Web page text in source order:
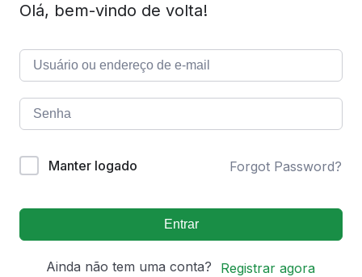
Olá, bem-vindo de volta!
Manter logado Forgot Password?
Entrar
Ainda não tem uma conta? Registrar agora